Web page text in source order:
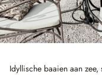
Idyllische baaien aan